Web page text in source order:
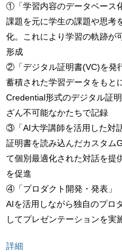
①「学習内容のデータベース化
課題を元に学生の課題や思考
化。これにより学習の軌跡が
形成
②「デジタル証明書(VC)を発
蓄積された学習データをもと
Credential形式のデジタル証
ざん不可能なかたちで記録
③「AI大学講師を活用した対
証明書を読み込んだカスタム
て個別最適化された対話を提
を促進
④「プロダクト開発・発表」
AIを活用しながら独自のプロ
してプレゼンテーションを実
詳細